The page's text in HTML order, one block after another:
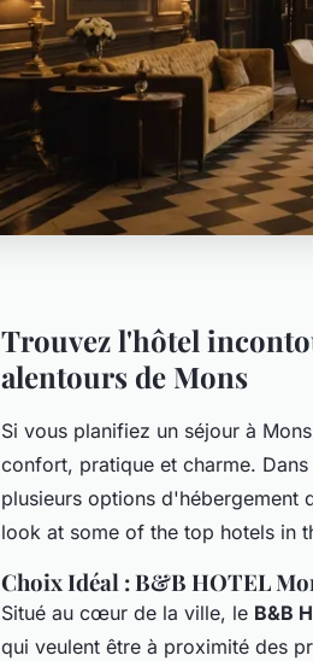
Trouvez l'hôtel
alentours de Mons
Si vous planifiez un séjour à
confort, pratique et charme.
plusieurs options d'hébergement
look at some of the top hotels in
Choix Idéal : B&B HOTEL
Situé au cœur de la ville, le B&B
qui veulent être à proximité des